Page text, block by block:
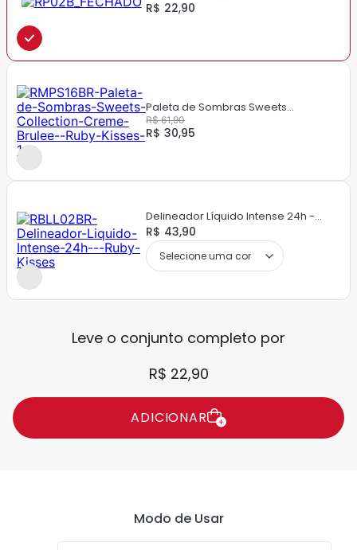
Ultrafino - Ruby Kisses
R$ 22,90
Paleta de Sombras Sweets
Collection - Ruby Kisses
R$ 61,90
R$ 30,95
Delineador Líquido Intense 24h -
Ruby Kisses
R$ 43,90
Leve o conjunto completo por
R$ 22,90
ADICIONAR
Modo de Usar